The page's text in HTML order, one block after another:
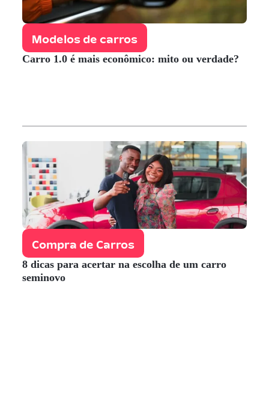
Modelos de carros
Carro 1.0 é mais econômico: mito ou verdade?
Compra de Carros
8 dicas para acertar na escolha de um carro
seminovo